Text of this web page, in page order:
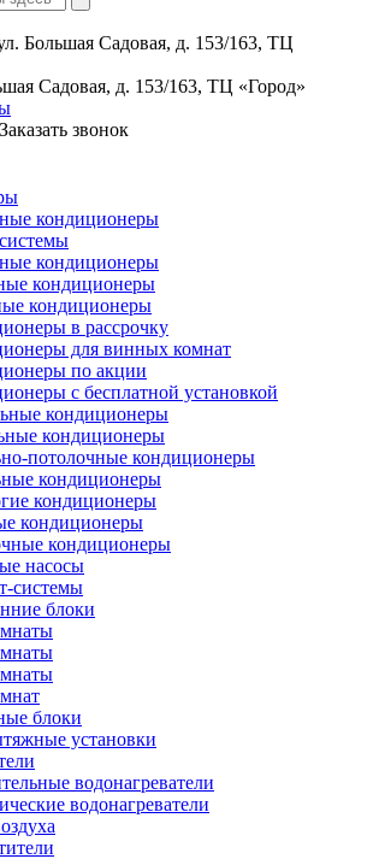
Большая Садовая, д. 153/163, ТЦ
Садовая, д. 153/163, ТЦ «Город»
Заказать звонок
кондиционеры
кондиционеры
кондиционеры
кондиционеры
в рассрочку
для винных комнат
по акции
с бесплатной установкой
кондиционеры
кондиционеры
потолочные кондиционеры
кондиционеры
кондиционеры
кондиционеры
кондиционеры
насосы
системы
блоки
блоки
установки
водонагреватели
водонагреватели